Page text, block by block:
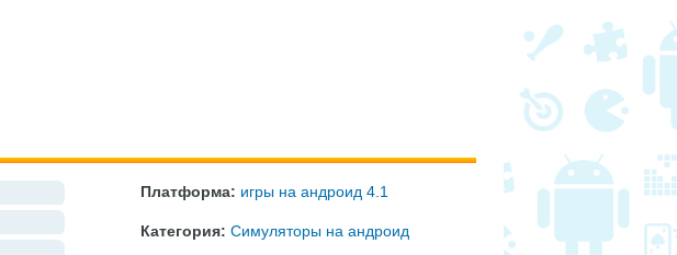
Платформа: игры на андроид 4.1
Категория: Симуляторы на андроид